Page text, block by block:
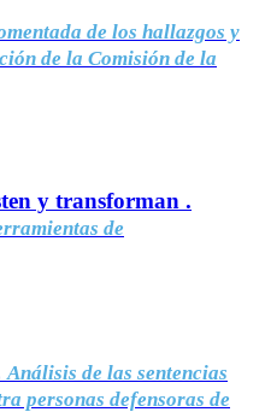
de los hallazgos y
de la Comisión de la
y transforman .
de
Análisis de las sentencias
personas defensoras de